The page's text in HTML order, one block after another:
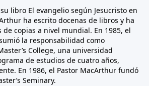
libro El evangelio según Jesucristo en
ha escrito docenas de libros y ha
copias a nivel mundial. En 1985, el
la responsabilidad como
College, una universidad
de estudios de cuatro años,
En 1986, el Pastor MacArthur fundó
Seminary.